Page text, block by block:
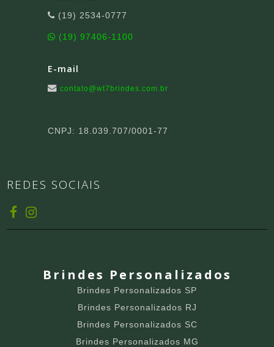
(19) 2534-0777
(19) 97406-1100
E-mail
contato@wt7brindes.com.br
CNPJ: 18.039.707/0001-77
REDES SOCIAIS
Brindes Personalizados
Brindes Personalizados SP
Brindes Personalizados RJ
Brindes Personalizados SC
Brindes Personalizados MG